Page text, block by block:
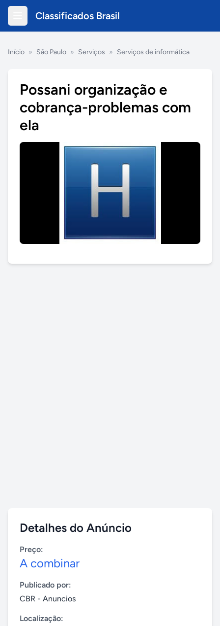
Classificados Brasil
Início » São Paulo » Serviços » Serviços de informática
Possani organização e
cobrança-problemas com
ela
Detalhes do Anúncio
Preço:
A combinar
Publicado por:
CBR - Anuncios
Localização: